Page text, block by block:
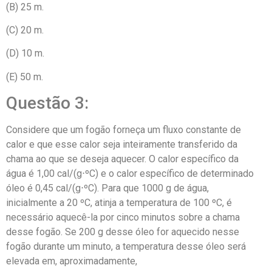
(B) 25 m.
(C) 20 m.
(D) 10 m.
(E) 50 m.
Questão 3:
Considere que um fogão forneça um fluxo constante de
calor e que esse calor seja inteiramente transferido da
chama ao que se deseja aquecer. O calor específico da
água é 1,00 cal/(g⋅ºC) e o calor específico de determinado
óleo é 0,45 cal/(g⋅ºC). Para que 1000 g de água,
inicialmente a 20 ºC, atinja a temperatura de 100 ºC, é
necessário aquecê-la por cinco minutos sobre a chama
desse fogão. Se 200 g desse óleo for aquecido nesse
fogão durante um minuto, a temperatura desse óleo será
elevada em, aproximadamente,